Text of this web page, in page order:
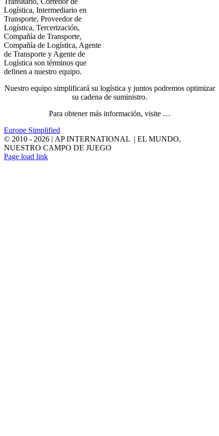
Logística, Intermediario en
Transporte, Proveedor de
Logística, Tercerización,
Compañía de Transporte,
Compañía de Logística, Agente
de Transporte y Agente de
Logística son términos que
definen a nuestro equipo.
Nuestro equipo simplificará su logística y juntos podremos optimizar
su cadena de suministro.
Para obtener más información, visite …
Europe Simplified
© 2010 - 2026 | AP INTERNATIONAL | EL MUNDO,
NUESTRO CAMPO DE JUEGO
LinkedIn
YouTube
Page load link